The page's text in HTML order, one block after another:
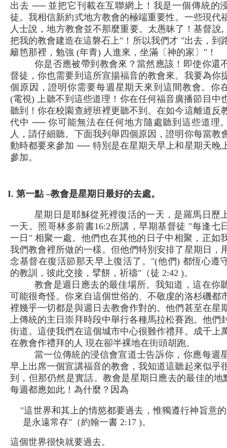
出去 ── 並把它刊載在互聯網上！我是一個傳統的
徒。我相信新約式地方教會的極端重要性。一些現代
人士說，地方教會並不那麼重要。太愚昧了！基督說,
把我的教會建造在這磐石上"！所以我們才 "出去，到
籬笆那裡，勉強 (年青) 人進來，坐滿〔神的家〕"！
你是否應被帶到教會來？當然應該！即使你還
督徒，你也需要到這所宣揚福音的教會來。我要為你
個原因，證明你需要每週星期天來到這間教會。你
(電視) 上聽不到這些道理！你在任何福音廣播節目中
聽到！你在校園查經班裡更聽不到。在如今這離道反
代中 ── 你可能無法在任何地方隨處聽到這些道理
人，請仔細聽。下面我列舉四個原因，證明你每當教
動時都要來參加 ── 特別是在星期天早上和星期天晚
參加。
I. 第一點 –教會是星期日最好的去處。
星期日是耶穌從死裡復活的一天，是羅馬日歷
一天。照哥林多前書16:2所講，早期基督徒 "每逢七
一日" 相聚一處。他們也在其他的日子中相聚，正如
我們教會裡所做的一樣。但他們特別安排了星期日，
念基督在復活節那天早上復活了。"(他們) 都恆心遵
的教訓，彼此交接，擘餅，祈禱"（徒 2:42 )。
教會是週日應去的最佳場所。我知道，這在你
可能很奇怪。你來自這個世俗的、不敬虔的洛杉磯都
裡幾乎一切都是與週日去教會作對的。他們甚至在星
上傳統的主日崇拜時段中舉行各種馬拉松賽跑。他們
街道。這使我們在這個城市中心很難作禮拜。成千上
在教會作禮拜的人 現在卻半裸地在街頭胡跑。
當一位傳統的浸信會宣道士告訴你，你應每週
早上出席一個宣講福音的教會，我知道這聽起來似乎
到，但那仍然是實話。教會是星期日應去的最佳的
每週都應如此！為什麼？因為
"這世界和其上的情慾都要過去，惟獨遵行神旨意
是永遠常存"（約翰一書 2:17 )。
這個世界很快就要過去。